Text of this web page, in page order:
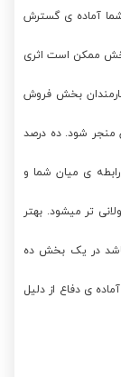
آماده ی گسترش
ممکن است اثری
بخش فروش
منجر شود. ده درصد
ی میان شما و
تر میشود. بهتر
در یک بخش ده
ی دفاع از دلیل